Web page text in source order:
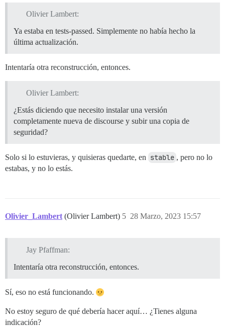
Olivier Lambert:
Ya estaba en tests-passed. Simplemente no había hecho la
última actualización.
Intentaría otra reconstrucción, entonces.
Olivier Lambert:
¿Estás diciendo que necesito instalar una versión
completamente nueva de discourse y subir una copia de
seguridad?
Solo si lo estuvieras, y quisieras quedarte, en stable , pero no lo
estabas, y no lo estás.
Olivier_Lambert (Olivier Lambert) 28 Marzo, 2023 15:57
5
Jay Pfaffman:
Intentaría otra reconstrucción, entonces.
Sí, eso no está funcionando.
No estoy seguro de qué debería hacer aquí… ¿Tienes alguna
indicación?